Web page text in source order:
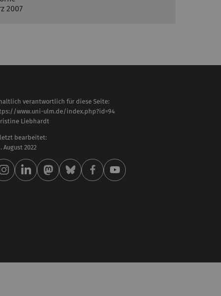
2007
verantwortlich für diese Seite:
www.uni-ulm.de/index.php?id=94
Liebhardt
bearbeitet:
August 2022